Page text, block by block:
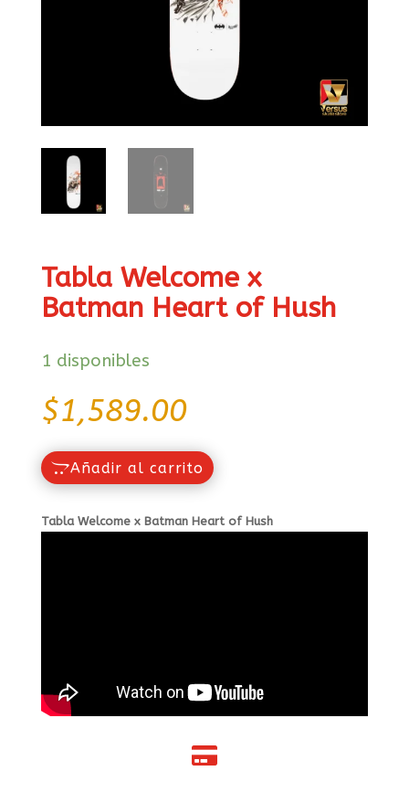
Tabla Welcome x
Batman Heart of Hush
1 disponibles
$1,589.00
Añadir al carrito
Tabla Welcome x Batman Heart of Hush
